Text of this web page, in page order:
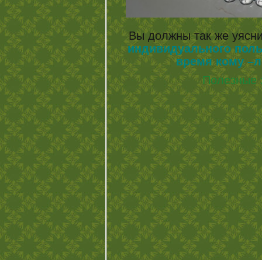
Вы должны так же
индивидуального
время кому
Полезные